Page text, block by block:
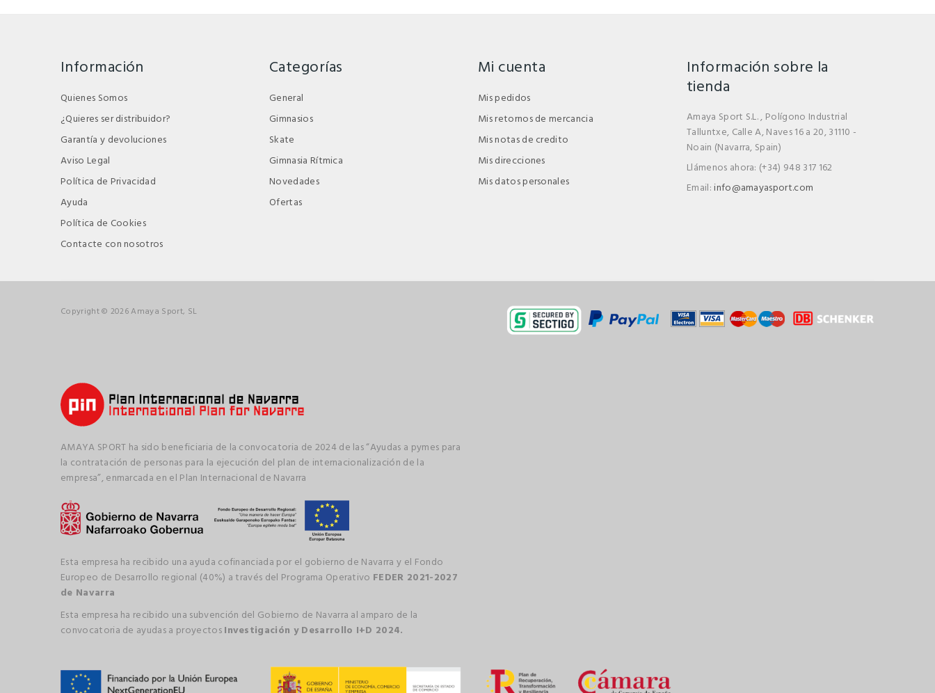
Información
Quienes Somos
¿Quieres ser distribuidor?
Garantía y devoluciones
Aviso Legal
Política de Privacidad
Ayuda
Política de Cookies
Contacte con nosotros
Categorías
General
Gimnasios
Skate
Gimnasia Rítmica
Novedades
Ofertas
Mi cuenta
Mis pedidos
Mis retornos de mercancia
Mis notas de credito
Mis direcciones
Mis datos personales
Información sobre la
tienda
Amaya Sport S.L. , Polígono Industrial
Talluntxe, Calle A, Naves 16 a 20, 31110 -
Noain (Navarra, Spain)
Llámenos ahora: (+34) 948 317 162
Email:info@amayasport.com
Copyright © 2026 Amaya Sport, SL
AMAYA SPORT ha sido beneficiaria de la convocatoria de 2024 de las “Ayudas a pymes para
la contratación de personas para la ejecución del plan de internacionalización de la
empresa”, enmarcada en el Plan Internacional de Navarra
Esta empresa ha recibido una ayuda cofinanciada por el gobierno de Navarra y el Fondo
Europeo de Desarrollo regional (40%) a través del Programa Operativo FEDER 2021-2027
de Navarra
Esta empresa ha recibido una subvención del Gobierno de Navarra al amparo de la
convocatoria de ayudas a proyectosInvestigación y Desarrollo I+D 2024.